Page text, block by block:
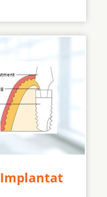
Implantat